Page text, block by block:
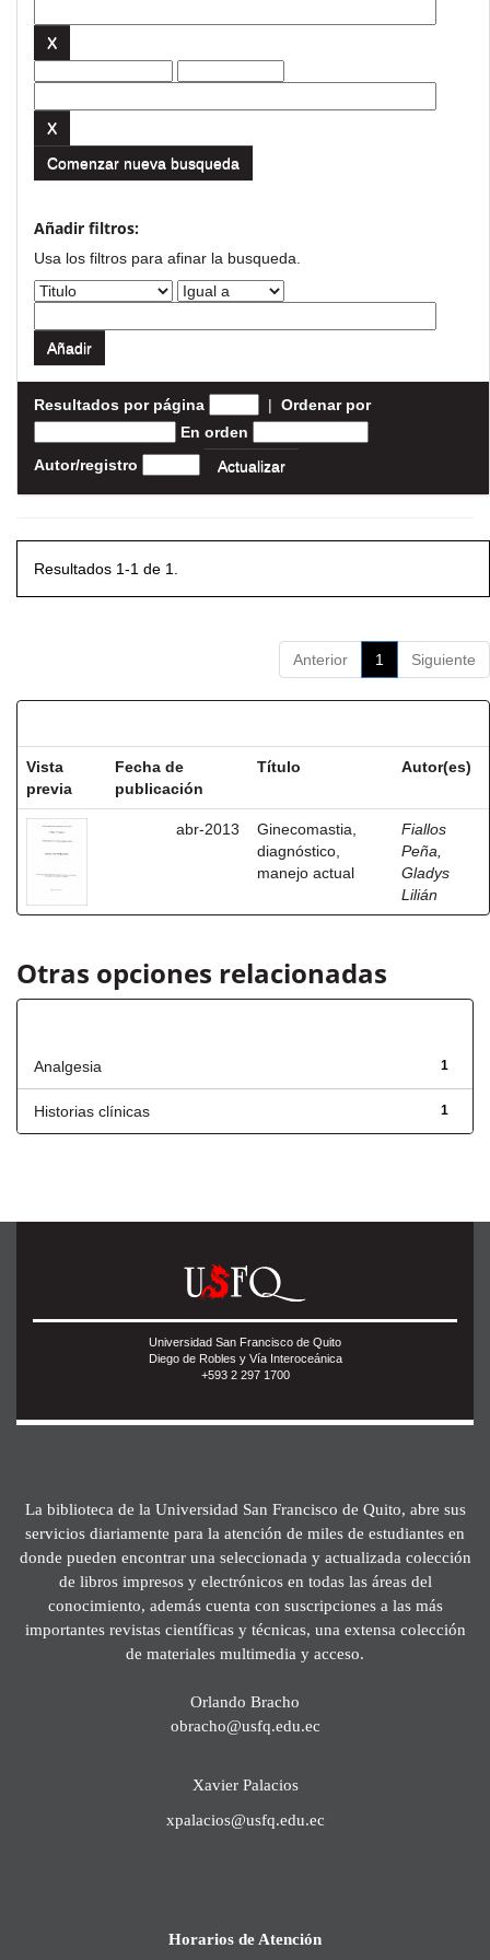
Comenzar nueva busqueda
Añadir filtros:
Usa los filtros para afinar la busqueda.
Resultados por página | Ordenar por
En orden
Autor/registro
Resultados 1-1 de 1.
Anterior 1 Siguiente
Vista
previa
Fecha de
publicación
Título Autor(es)
abr-2013
Ginecomastia,
diagnóstico,
manejo actual
Fiallos
Peña,
Gladys
Lilián
Otras opciones relacionadas
1
Analgesia
1
Historias clínicas
Universidad San Francisco de Quito
Diego de Robles y Vía Interoceánica
+593 2 297 1700
La biblioteca de la Universidad San Francisco de Quito, abre sus
servicios diariamente para la atención de miles de estudiantes en
donde pueden encontrar una seleccionada y actualizada colección
de libros impresos y electrónicos en todas las áreas del
conocimiento, además cuenta con suscripciones a las más
importantes revistas científicas y técnicas, una extensa colección
de materiales multimedia y acceso.
Orlando Bracho
obracho@usfq.edu.ec
Xavier Palacios
xpalacios@usfq.edu.ec
Horarios de Atención